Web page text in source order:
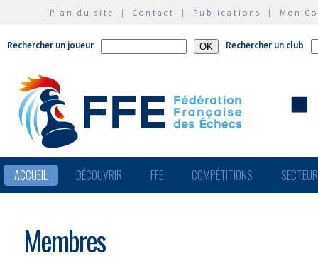
Plan du site | Contact | Publications | Mon
Rechercher un joueur Rechercher un club
ACCUEIL DÉCOUVRIR FFE COMPÉTITIONS
Membres